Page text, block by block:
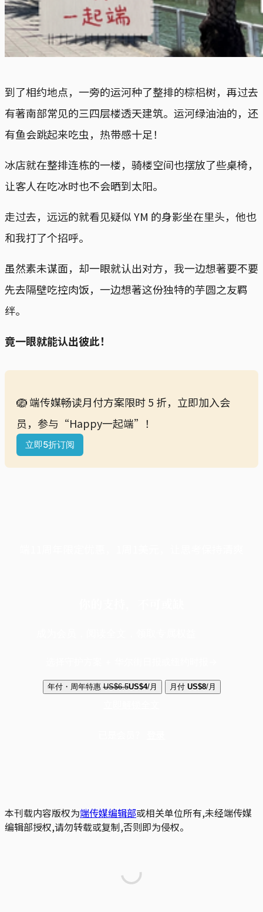
到了相约地点，一旁的运河种了整排的棕梠树，再过去
有著南部常见的三四层楼透天建筑。运河绿油油的，还
有鱼会跳起来吃虫，热带感十足！
冰店就在整排连栋的一楼，骑楼空间也摆放了些桌椅，
让客人在吃冰时也不会晒到太阳。
走过去，远远的就看见疑似 YM 的身影坐在里头，他也
和我打了个招呼。
虽然素未谋面，却一眼就认出对方，我一边想著要不要
先去隔壁吃控肉饭，一边想著这份独特的芋圆之友羁
绊。
竟一眼就能认出彼此！
🪺 端传媒畅读月付方案限时 5 折，立即加入会
员，参与“Happy一起端”！
立即5折订阅
年付・周年特惠 US$6.5US$4/月 月付 US$8/月
本刊载内容版权为端传媒编辑部或相关单位所有,未经端传媒
编辑部授权,请勿转载或复制,否则即为侵权。